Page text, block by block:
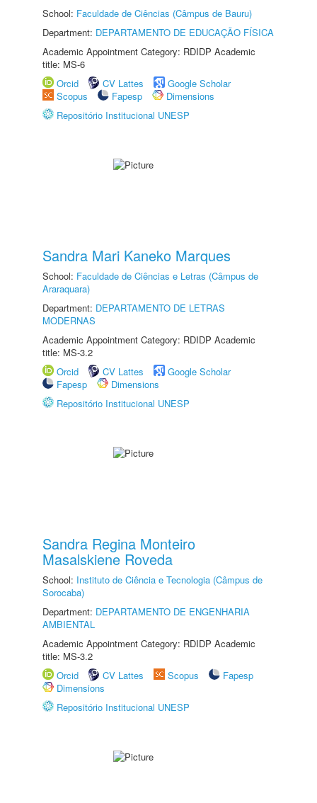
School: Faculdade de Ciências (Câmpus de Bauru)
Department: DEPARTAMENTO DE EDUCAÇÃO FÍSICA
Academic Appointment Category: RDIDP Academic
title: MS-6
Orcid
CV Lattes
Google Scholar
Scopus
Fapesp
Dimensions
Repositório Institucional UNESP
Sandra Mari Kaneko Marques
School: Faculdade de Ciências e Letras (Câmpus de
Araraquara)
Department: DEPARTAMENTO DE LETRAS
MODERNAS
Academic Appointment Category: RDIDP Academic
title: MS-3.2
Orcid
CV Lattes
Google Scholar
Fapesp
Dimensions
Repositório Institucional UNESP
Sandra Regina Monteiro
Masalskiene Roveda
School: Instituto de Ciência e Tecnologia (Câmpus de
Sorocaba)
Department: DEPARTAMENTO DE ENGENHARIA
AMBIENTAL
Academic Appointment Category: RDIDP Academic
title: MS-3.2
Orcid
CV Lattes Scopus
Fapesp
Dimensions
Repositório Institucional UNESP